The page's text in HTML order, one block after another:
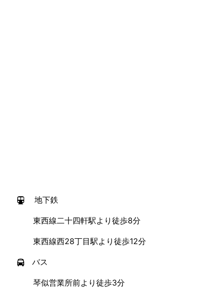
地下鉄
東西線二十四軒駅より徒歩8分
東西線西28丁目駅より徒歩12分
バス
琴似営業所前より徒歩3分